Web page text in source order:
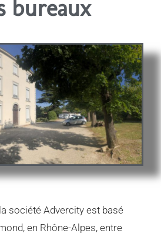
bureaux
société Advercity est basé
en Rhône-Alpes, entre